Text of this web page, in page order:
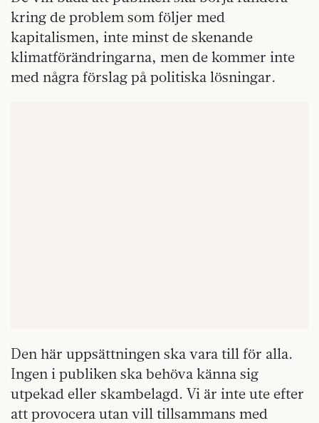
kring de problem som följer med
kapitalismen, inte minst de skenande
klimatförändringarna, men de kommer inte
med några förslag på politiska lösningar.
Den här uppsättningen ska vara till för alla.
Ingen i publiken ska behöva känna sig
utpekad eller skambelagd. Vi är inte ute efter
att provocera utan vill tillsammans med